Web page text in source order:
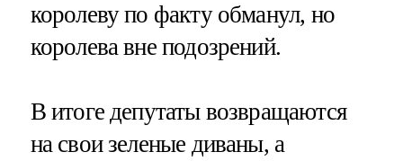
королеву по факту обманул, но
королева вне подозрений.
В итоге депутаты возвращаются
на свои зеленые диваны, а